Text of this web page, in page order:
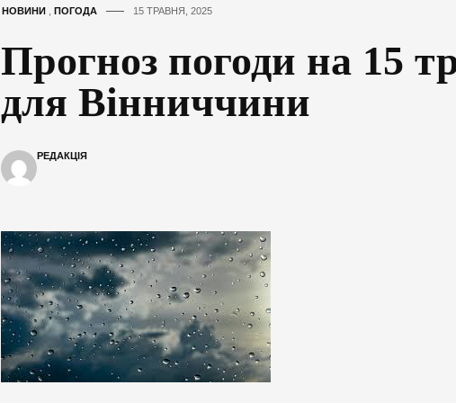
НОВИНИ, ПОГОДА 15 ТРАВНЯ, 2025
Прогноз погоди на 15
для Вінниччини
РЕДАКЦІЯ